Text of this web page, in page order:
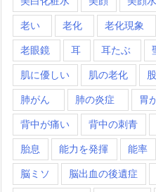
老い 老化 老化現象
老眼鏡 耳 耳たぶ
肌に優しい 肌の老化
肺がん 肺の炎症 胃
背中が痛い 背中の刺青
胎息 能力を発揮 能率
脳ミソ 脳出血の後遺症